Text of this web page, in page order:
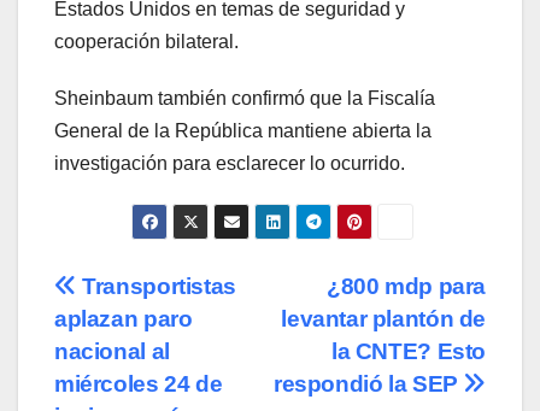
Estados Unidos en temas de seguridad y
cooperación bilateral.
Sheinbaum también confirmó que la Fiscalía
General de la República mantiene abierta la
investigación para esclarecer lo ocurrido.
Navegación
de
entradas
¿800 mdp para
levantar plantón de
la CNTE? Esto
respondió la SEP
Transportistas
aplazan paro
nacional al
miércoles 24 de